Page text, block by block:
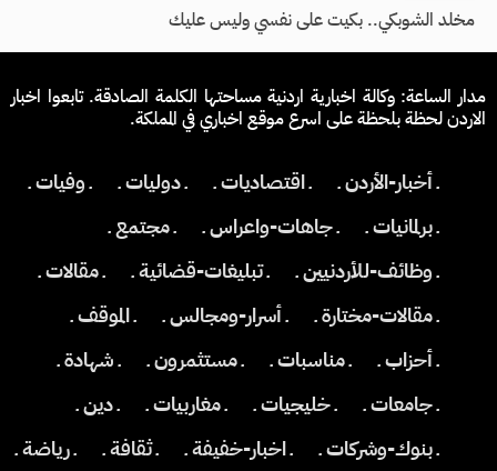
مخلد الشوبكي.. بكيت على نفسي وليس عليك
مدار الساعة: وكالة اخبارية اردنية مساحتها الكلمة الصادقة. تابعوا اخبار
الاردن لحظة بلحظة على اسرع موقع اخباري في المملكة.
ـ أخبار-الأردن ـ ـ اقتصاديات ـ ـ دوليات ـ
ـ وفيات ـ
ـ برلمانيات ـ
ـ جاهات-واعراس ـ
ـ مجتمع ـ
ـ وظائف-للأردنيين ـ
ـ تبليغات-قضائية ـ
ـ مقالات ـ
ـ مقالات-مختارة ـ
ـ أسرار-ومجالس ـ
ـ الموقف ـ
ـ أحزاب ـ
ـ مناسبات ـ ـ مستثمرون ـ
ـ شهادة ـ
ـ جامعات ـ
ـ خليجيات ـ ـ مغاربيات ـ
ـ دين ـ
ـ بنوك-وشركات ـ
ـ اخبار-خفيفة ـ ـ ثقافة ـ ـ رياضة ـ